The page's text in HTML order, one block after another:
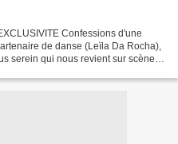
Confessions d'une
de danse (Leïla Da Rocha),
serein qui nous revient sur scène